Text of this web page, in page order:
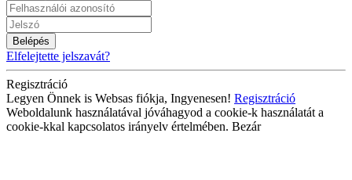
Belépés
Elfelejtette jelszavát?
Regisztráció
Legyen Önnek is Websas fiókja, Ingyenesen! Regisztráció
Weboldalunk használatával jóváhagyod a cookie-k használatát a
cookie-kkal kapcsolatos irányelv értelmében. Bezár